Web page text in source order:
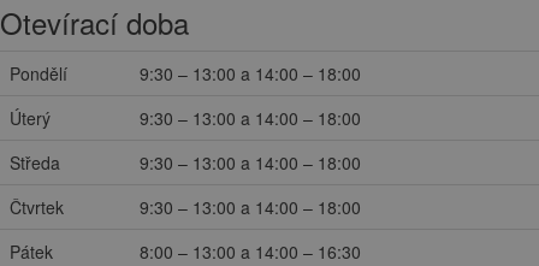
Otevírací doba
Pondělí
9:30 – 13:00 a 14:00 – 18:00
Úterý
9:30 – 13:00 a 14:00 – 18:00
Středa
9:30 – 13:00 a 14:00 – 18:00
Čtvrtek
9:30 – 13:00 a 14:00 – 18:00
Pátek
8:00 – 13:00 a 14:00 – 16:30